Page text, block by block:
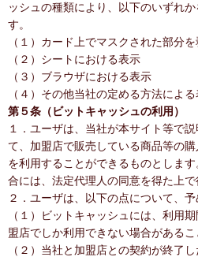
ッシュの種類により、以下のいずれ
す。
（１）カード上でマスクされた部分
（２）シートにおける表示
（３）ブラウザにおける表示
（４）その他当社の定める方法によ
第５条（ビットキャッシュの利用）
１．ユーザは、当社が本サイト等で
て、加盟店で販売している商品等の
を利用することができるものとしま
合には、法定代理人の同意を得た上で
２．ユーザは、以下の点について、予
（１）ビットキャッシュには、利用
盟店でしか利用できない場合があるこ
（２）当社と加盟店との契約が終了